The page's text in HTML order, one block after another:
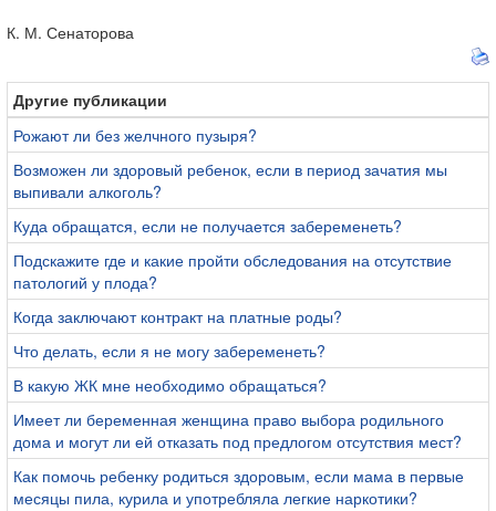
К. М. Сенаторова
Другие публикации
Рожают ли без желчного пузыря?
Возможен ли здоровый ребенок, если в период зачатия мы
выпивали алкоголь?
Куда обращатся, если не получается забеременеть?
Подскажите где и какие пройти обследования на отсутствие
патологий у плода?
Когда заключают контракт на платные роды?
Что делать, если я не могу забеременеть?
В какую ЖК мне необходимо обращаться?
Имеет ли беременная женщина право выбора родильного
дома и могут ли ей отказать под предлогом отсутствия мест?
Как помочь ребенку родиться здоровым, если мама в первые
месяцы пила, курила и употребляла легкие наркотики?